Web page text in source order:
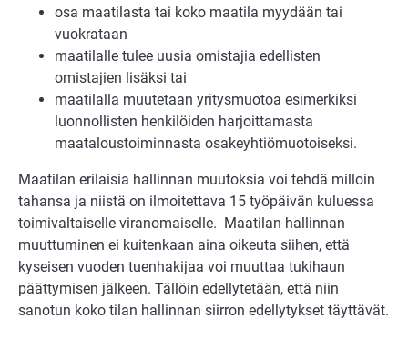
osa maatilasta tai koko maatila myydään tai
vuokrataan
maatilalle tulee uusia omistajia edellisten
omistajien lisäksi tai
maatilalla muutetaan yritysmuotoa esimerkiksi
luonnollisten henkilöiden harjoittamasta
maataloustoiminnasta osakeyhtiömuotoiseksi.
Maatilan erilaisia hallinnan muutoksia voi tehdä milloin
tahansa ja niistä on ilmoitettava 15 työpäivän kuluessa
toimivaltaiselle viranomaiselle. Maatilan hallinnan
muuttuminen ei kuitenkaan aina oikeuta siihen, että
kyseisen vuoden tuenhakijaa voi muuttaa tukihaun
päättymisen jälkeen. Tällöin edellytetään, että niin
sanotun koko tilan hallinnan siirron edellytykset täyttävät.